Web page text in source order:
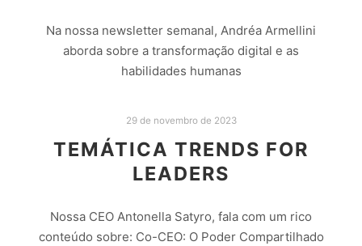
Na nossa newsletter semanal, Andréa Armellini
aborda sobre a transformação digital e as
habilidades humanas
espectro mais amplo de habilidades humanas.
Habilidades como flexibilidade, aprendizado
inteligência emocional tornam-se vitais.”
29 de novembro de 2023
TEMÁTICA TRENDS FOR
LEADERS
Nossa CEO Antonella Satyro, fala com um rico
conteúdo sobre: Co-CEO: O Poder Compartilhado